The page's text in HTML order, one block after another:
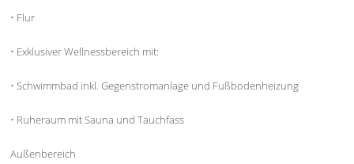
• Flur
• Exklusiver Wellnessbereich mit:
• Schwimmbad inkl. Gegenstromanlage und Fußbodenheizung
• Ruheraum mit Sauna und Tauchfass
Außenbereich